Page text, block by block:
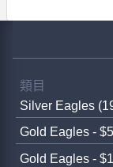
類目
Silver Eagles
Gold Eagles -
Gold Eagles -